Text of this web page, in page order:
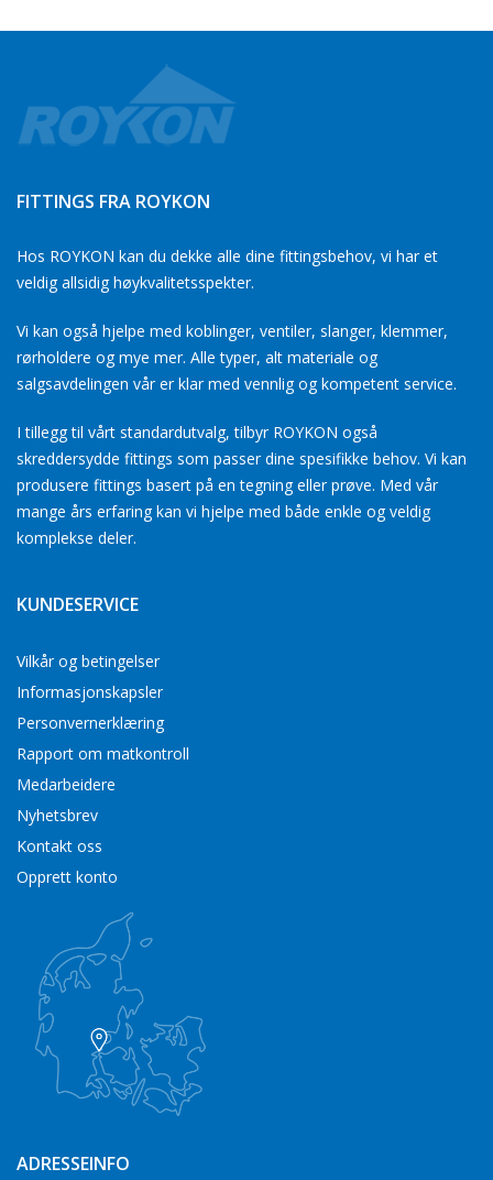
FITTINGS FRA ROYKON
Hos ROYKON kan du dekke alle dine fittingsbehov, vi har et
veldig allsidig høykvalitetsspekter.
Vi kan også hjelpe med koblinger, ventiler, slanger, klemmer,
rørholdere og mye mer. Alle typer, alt materiale og
salgsavdelingen vår er klar med vennlig og kompetent service.
I tillegg til vårt standardutvalg, tilbyr ROYKON også
skreddersydde fittings som passer dine spesifikke behov. Vi kan
produsere fittings basert på en tegning eller prøve. Med vår
mange års erfaring kan vi hjelpe med både enkle og veldig
komplekse deler.
KUNDESERVICE
Vilkår og betingelser
Informasjonskapsler
Personvernerklæring
Rapport om matkontroll
Medarbeidere
Nyhetsbrev
Kontakt oss
Opprett konto
ADRESSEINFO